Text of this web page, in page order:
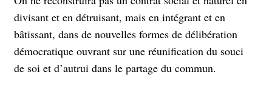
divisant et en détruisant, mais en intégrant et en
bâtissant, dans de nouvelles formes de délibération
démocratique ouvrant sur une réunification du souci
de soi et d’autrui dans le partage du commun.